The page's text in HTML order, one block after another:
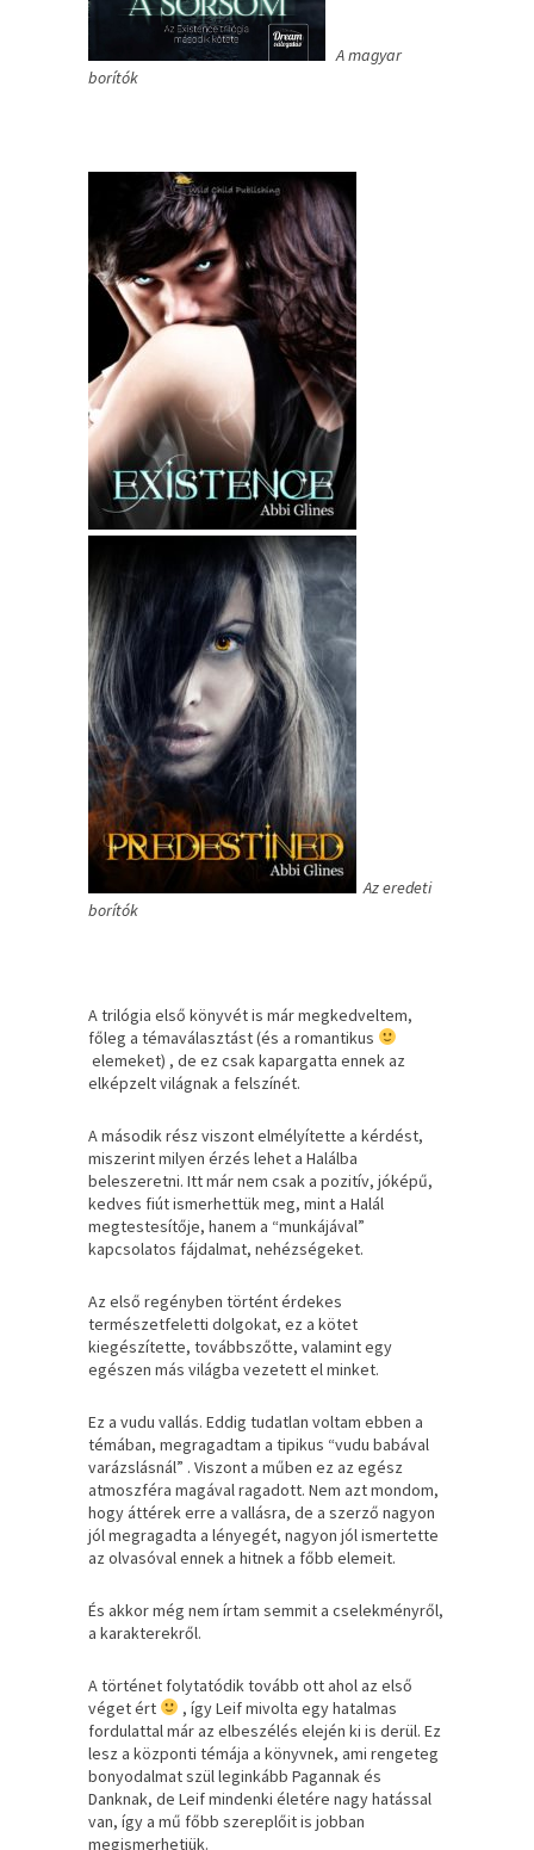
A magyar
borítók
Az eredeti
borítók
A trilógia első könyvét is már megkedveltem,
főleg a témaválasztást (és a romantikus
elemeket) , de ez csak kapargatta ennek az
elképzelt világnak a felszínét.
A második rész viszont elmélyítette a kérdést,
miszerint milyen érzés lehet a Halálba
beleszeretni. Itt már nem csak a pozitív, jóképű,
kedves fiút ismerhettük meg, mint a Halál
megtestesítője, hanem a “munkájával”
kapcsolatos fájdalmat, nehézségeket.
Az első regényben történt érdekes
természetfeletti dolgokat, ez a kötet
kiegészítette, továbbszőtte, valamint egy
egészen más világba vezetett el minket.
Ez a vudu vallás. Eddig tudatlan voltam ebben a
témában, megragadtam a tipikus “vudu babával
varázslásnál” . Viszont a műben ez az egész
atmoszféra magával ragadott. Nem azt mondom,
hogy áttérek erre a vallásra, de a szerző nagyon
jól megragadta a lényegét, nagyon jól ismertette
az olvasóval ennek a hitnek a főbb elemeit.
És akkor még nem írtam semmit a cselekményről,
a karakterekről.
A történet folytatódik tovább ott ahol az első
véget ért
, így Leif mivolta egy hatalmas
fordulattal már az elbeszélés elején ki is derül. Ez
lesz a központi témája a könyvnek, ami rengeteg
bonyodalmat szül leginkább Pagannak és
Danknak, de Leif mindenki életére nagy hatással
van, így a mű főbb szereplőit is jobban
megismerhetjük.